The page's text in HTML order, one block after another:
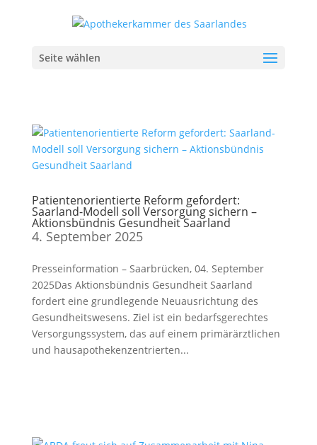
Seite wählen
Patientenorientierte Reform gefordert:
Saarland-Modell soll Versorgung sichern –
Aktionsbündnis Gesundheit Saarland
4. September 2025
Presseinformation – Saarbrücken, 04. September
2025Das Aktionsbündnis Gesundheit Saarland
fordert eine grundlegende Neuausrichtung des
Gesundheitswesens. Ziel ist ein bedarfsgerechtes
Versorgungssystem, das auf einem primärärztlichen
und hausapothekenzentrierten...